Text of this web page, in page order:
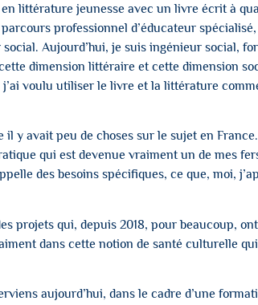
littérature jeunesse avec un livre écrit à
professionnel d’éducateur spécialisé,
Aujourd’hui, je suis ingénieur social,
dimension littéraire et cette dimension
j’ai voulu utiliser le livre et la littérature
il y avait peu de choses sur le sujet en
qui est devenue vraiment un de mes
des besoins spécifiques, ce que, moi,
projets qui, depuis 2018, pour beaucoup,
dans cette notion de santé culturelle
aujourd’hui, dans le cadre d’une